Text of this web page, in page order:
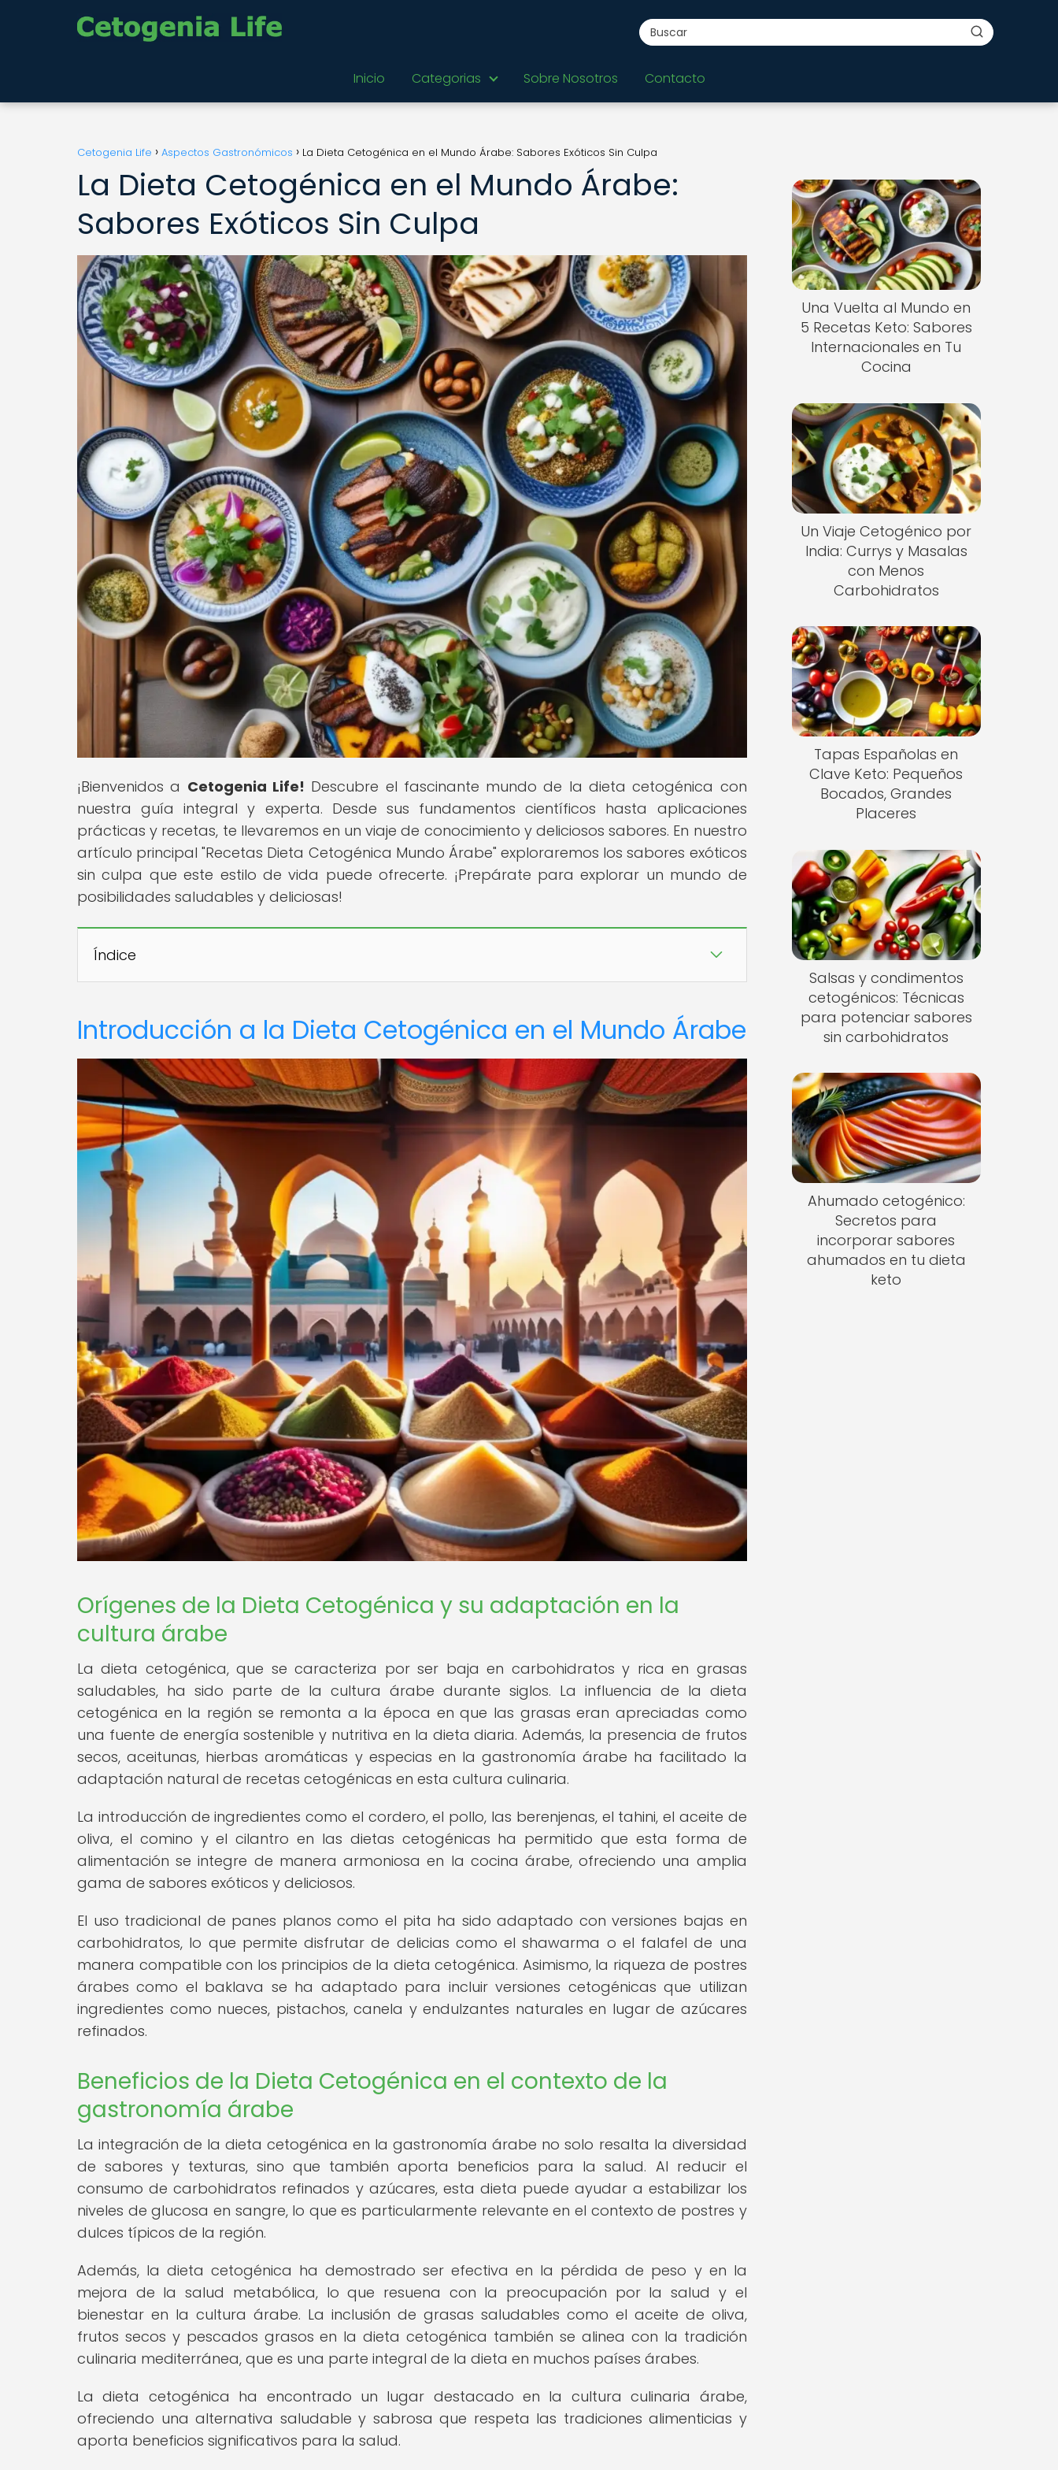
Inicio Categorias Sobre Nosotros Contacto
Cetogenia Life Aspectos Gastronómicos La Dieta Cetogénica en el Mundo Árabe: Sabores Exóticos Sin Culpa
La Dieta Cetogénica en el Mundo Árabe:
Sabores Exóticos Sin Culpa
¡Bienvenidos a Cetogenia Life! Descubre el fascinante mundo de la dieta cetogénica con
nuestra guía integral y experta. Desde sus fundamentos científicos hasta aplicaciones
prácticas y recetas, te llevaremos en un viaje de conocimiento y deliciosos sabores. En nuestro
artículo principal "Recetas Dieta Cetogénica Mundo Árabe" exploraremos los sabores exóticos
sin culpa que este estilo de vida puede ofrecerte. ¡Prepárate para explorar un mundo de
posibilidades saludables y deliciosas!
Índice
Introducción a la Dieta Cetogénica en el Mundo Árabe
Orígenes de la Dieta Cetogénica y su adaptación en la
cultura árabe
La dieta cetogénica, que se caracteriza por ser baja en carbohidratos y rica en grasas
saludables, ha sido parte de la cultura árabe durante siglos. La influencia de la dieta
cetogénica en la región se remonta a la época en que las grasas eran apreciadas como
una fuente de energía sostenible y nutritiva en la dieta diaria. Además, la presencia de frutos
secos, aceitunas, hierbas aromáticas y especias en la gastronomía árabe ha facilitado la
adaptación natural de recetas cetogénicas en esta cultura culinaria.
La introducción de ingredientes como el cordero, el pollo, las berenjenas, el tahini, el aceite de
oliva, el comino y el cilantro en las dietas cetogénicas ha permitido que esta forma de
alimentación se integre de manera armoniosa en la cocina árabe, ofreciendo una amplia
gama de sabores exóticos y deliciosos.
El uso tradicional de panes planos como el pita ha sido adaptado con versiones bajas en
carbohidratos, lo que permite disfrutar de delicias como el shawarma o el falafel de una
manera compatible con los principios de la dieta cetogénica. Asimismo, la riqueza de postres
árabes como el baklava se ha adaptado para incluir versiones cetogénicas que utilizan
ingredientes como nueces, pistachos, canela y endulzantes naturales en lugar de azúcares
refinados.
Beneficios de la Dieta Cetogénica en el contexto de la
gastronomía árabe
La integración de la dieta cetogénica en la gastronomía árabe no solo resalta la diversidad
de sabores y texturas, sino que también aporta beneficios para la salud. Al reducir el
consumo de carbohidratos refinados y azúcares, esta dieta puede ayudar a estabilizar los
niveles de glucosa en sangre, lo que es particularmente relevante en el contexto de postres y
dulces típicos de la región.
Además, la dieta cetogénica ha demostrado ser efectiva en la pérdida de peso y en la
mejora de la salud metabólica, lo que resuena con la preocupación por la salud y el
bienestar en la cultura árabe. La inclusión de grasas saludables como el aceite de oliva,
frutos secos y pescados grasos en la dieta cetogénica también se alinea con la tradición
culinaria mediterránea, que es una parte integral de la dieta en muchos países árabes.
La dieta cetogénica ha encontrado un lugar destacado en la cultura culinaria árabe,
ofreciendo una alternativa saludable y sabrosa que respeta las tradiciones alimenticias y
aporta beneficios significativos para la salud.
Una Vuelta al Mundo en
5 Recetas Keto: Sabores
Internacionales en Tu
Cocina
Un Viaje Cetogénico por
India: Currys y Masalas
con Menos
Carbohidratos
Tapas Españolas en
Clave Keto: Pequeños
Bocados, Grandes
Placeres
Salsas y condimentos
cetogénicos: Técnicas
para potenciar sabores
sin carbohidratos
Ahumado cetogénico:
Secretos para
incorporar sabores
ahumados en tu dieta
keto